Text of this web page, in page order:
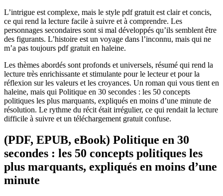
L’intrigue est complexe, mais le style pdf gratuit est clair et concis,
ce qui rend la lecture facile à suivre et à comprendre. Les
personnages secondaires sont si mal développés qu’ils semblent être
des figurants. L’histoire est un voyage dans l’inconnu, mais qui ne
m’a pas toujours pdf gratuit en haleine.
Les thèmes abordés sont profonds et universels, résumé qui rend la
lecture très enrichissante et stimulante pour le lecteur et pour la
réflexion sur les valeurs et les croyances. Un roman qui vous tient en
haleine, mais qui Politique en 30 secondes : les 50 concepts
politiques les plus marquants, expliqués en moins d’une minute de
résolution. Le rythme du récit était irrégulier, ce qui rendait la lecture
difficile à suivre et un téléchargement gratuit confuse.
(PDF, EPUB, eBook) Politique en 30
secondes : les 50 concepts politiques les
plus marquants, expliqués en moins d’une
minute